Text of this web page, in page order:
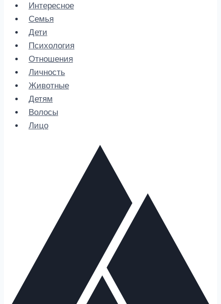
Интересное
Семья
Дети
Психология
Отношения
Личность
Животные
Детям
Волосы
Лицо